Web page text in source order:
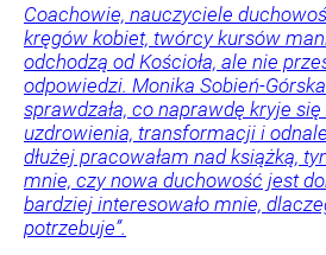
Coachowie, nauczyciele
kręgów kobiet, twórcy kursów
odchodzą od Kościoła, ale nie
odpowiedzi. Monika Sobień-
sprawdzała, co naprawdę kryje
uzdrowienia, transformacji i
dłużej pracowałam nad książką,
mnie, czy nowa duchowość jest
bardziej interesowało mnie,
potrzebuje”.